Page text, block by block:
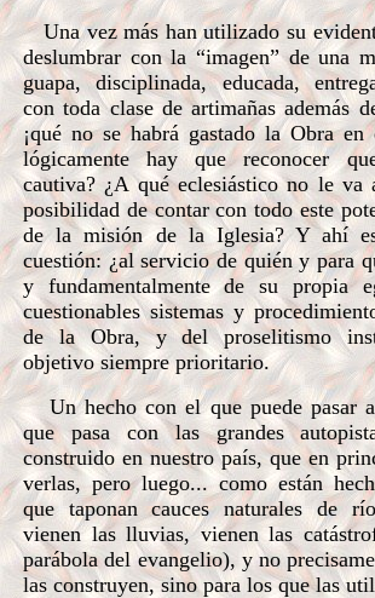
Una vez más han utilizado su
deslumbrar con la “imagen” de una
guapa, disciplinada, educada,
con toda clase de artimañas además
¡qué no se habrá gastado la Obra
lógicamente hay que reconocer
cautiva? ¿A qué eclesiástico no le va
posibilidad de contar con todo este
de la misión de la Iglesia? Y ahí
cuestión: ¿al servicio de quién y para
y fundamentalmente de su propia
cuestionables sistemas y
de la Obra, y del proselitismo
objetivo siempre prioritario.
Un hecho con el que puede pasar
que pasa con las grandes
construido en nuestro país, que en
verlas, pero luego... como están
que taponan cauces naturales de
vienen las lluvias, vienen las
parábola del evangelio), y no
las construyen, sino para los que las